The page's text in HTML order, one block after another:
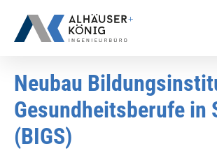
Neubau
Gesundheitsberufe in
(BIGS)